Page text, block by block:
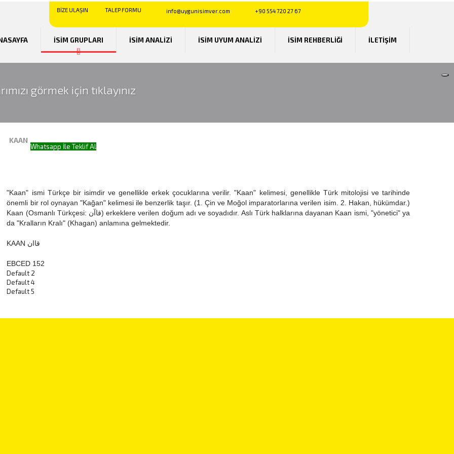
BİZE ULAŞIN TALEP FORMU info@uygunisimver.com +90 554 720 27 67
İSİM GRUPLARI İSİM ANALİZİ İSİM UYUM ANALİZİ İSİM REHBERLİĞİ İLETİŞİM
görmek için tıklayınız
KAAN
Whatsapp İle Teklif Al
"Kaan" ismi Türkçe bir isimdir ve genellikle erkek çocuklarına verilir. "Kaan" kelimesi, genellikle Türk mitolojisi ve tarihinde
önemli bir rol oynayan "Kağan" kelimesi ile benzerlik taşır. (1. Çin ve Moğol imparatorlarına verilen isim. 2. Hakan, hükümdar.)
Kaan (Osmanlı Türkçesi: قاآن) erkeklere verilen doğum adı ve soyadıdır. Aslı Türk halklarına dayanan Kaan ismi, "yönetici" ya
da "Kralların Kralı" (Khagan) anlamına gelmektedir.
KAAN قاان
EBCED 152
Default 2
Default 4
Default 5